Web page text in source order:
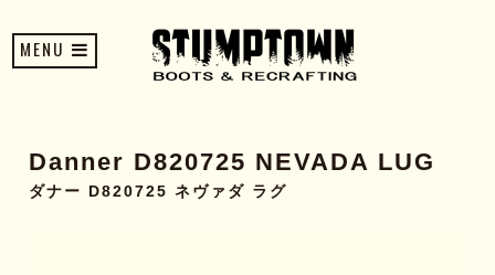
MENU
Danner D820725 NEVADA LUG
ダナー D820725 ネヴァダ ラグ